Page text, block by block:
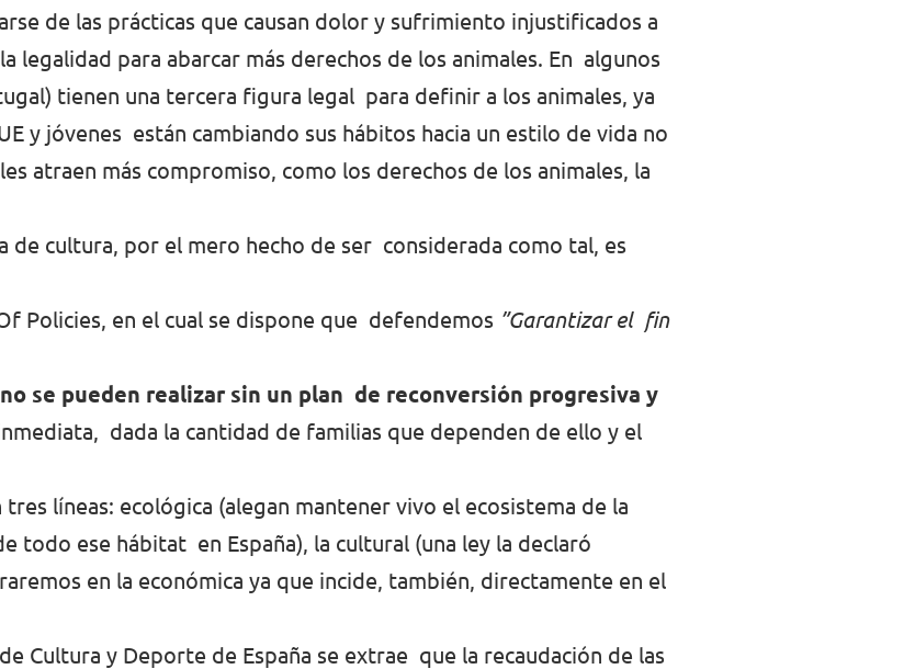
de las prácticas que causan dolor y sufrimiento injustificados a
legalidad para abarcar más derechos de los animales. En algunos
tienen una tercera figura legal para definir a los animales, ya
y jóvenes están cambiando sus hábitos hacia un estilo de vida no
atraen más compromiso, como los derechos de los animales, la
de cultura, por el mero hecho de ser considerada como tal, es
Policies, en el cual se dispone que defendemos ”Garantizar el fin
se pueden realizar sin un plan de reconversión progresiva y
dada la cantidad de familias que dependen de ello y el
líneas: ecológica (alegan mantener vivo el ecosistema de la
todo ese hábitat en España), la cultural (una ley la declaró
en la económica ya que incide, también, directamente en el
Cultura y Deporte de España se extrae que la recaudación de las